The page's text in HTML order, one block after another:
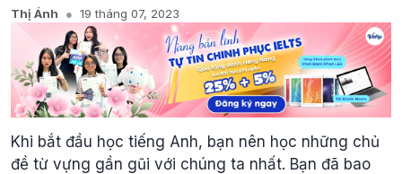
Thị Ánh 19 tháng 07, 2023
Khi bắt đầu học tiếng Anh, bạn nên học những chủ
đề từ vựng gần gũi với chúng ta nhất. Bạn đã bao